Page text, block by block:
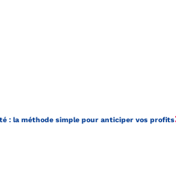
: la méthode simple pour anticiper vos profits